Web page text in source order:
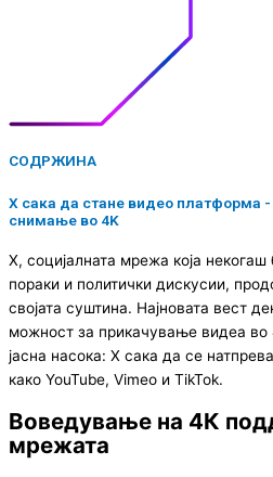
СОДРЖИНА
X сака да стане видео платформа
снимање во 4K
X, социјалната мрежа која
пораки и политички дискусии,
својата суштина. Најновата вест
можност за прикачување видеа во
јасна насока: X сака да се
како YouTube, Vimeo и TikTok.
Воведување на 4К
мрежата